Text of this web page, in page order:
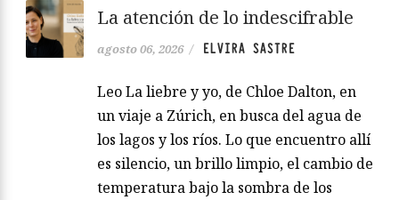
La atención de lo indescifrable
agosto 06, 2026 / ELVIRA SASTRE
Leo La liebre y yo, de Chloe Dalton, en
un viaje a Zúrich, en busca del agua de
los lagos y los ríos. Lo que encuentro allí
es silencio, un brillo limpio, el cambio de
temperatura bajo la sombra de los